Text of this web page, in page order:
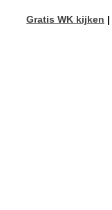
Gratis WK kijken |